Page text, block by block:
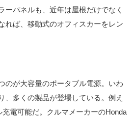
ーパネルも、近年は屋根だけでなく
れば、移動式のオフィスカーをレン
のが大容量のポータブル電源。いわ
、多くの製品が登場している。例え
電可能だ。クルマメーカーのHonda